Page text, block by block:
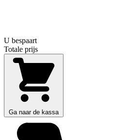
U bespaart
Totale prijs
Ga naar de kassa